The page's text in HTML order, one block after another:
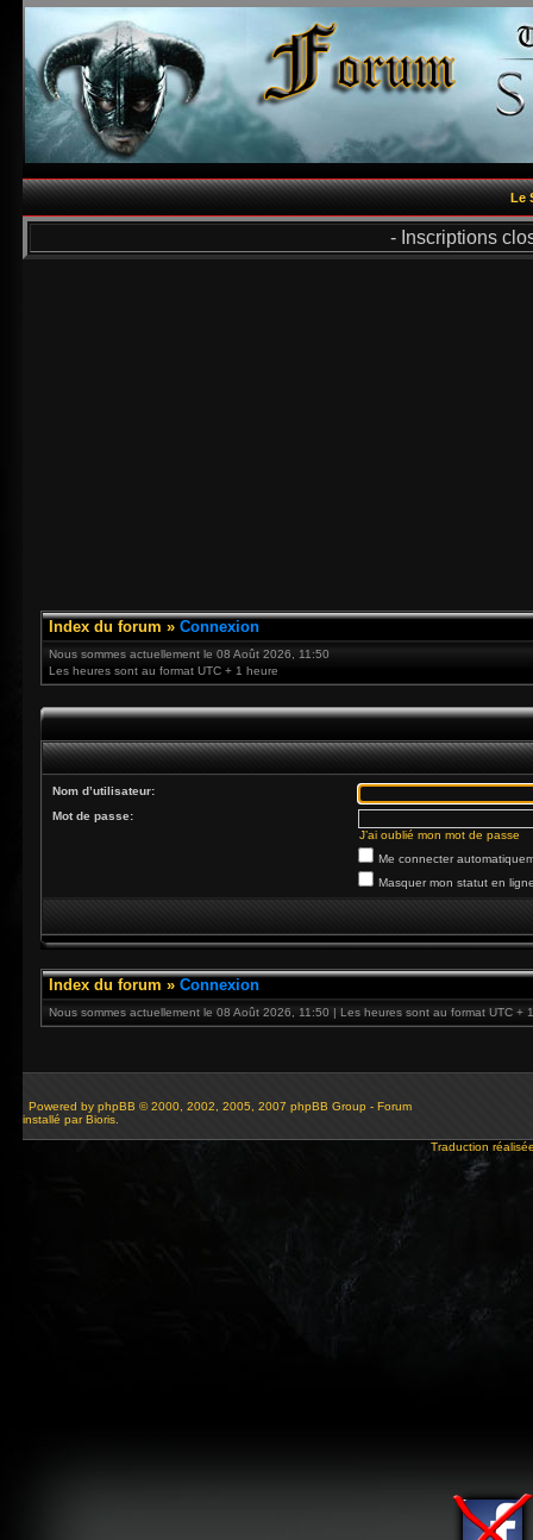
Le
- Inscriptions
Index du forum » Connexion
Nous sommes actuellement le 08 Août 2026, 11:50
Les heures sont au format UTC + 1 heure
Nom d’utilisateur:
Mot de passe:
J’ai oublié mon mot de passe
Me connecter
Masquer mon statut en
Index du forum » Connexion
Nous sommes actuellement le 08 Août 2026, 11:50 | Les heures sont au format UTC +
Powered by phpBB © 2000, 2002, 2005, 2007 phpBB Group - Forum
installé par Bioris.
Traduction